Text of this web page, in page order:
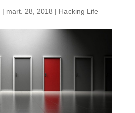
| mart. 28, 2018 | Hacking Life